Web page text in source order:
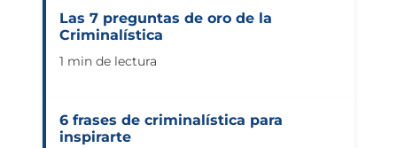
Las 7 preguntas de oro de la
Criminalística
1 min de lectura
6 frases de criminalística para
inspirarte